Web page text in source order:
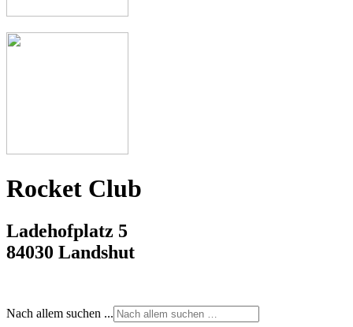
Rocket Club
Ladehofplatz 5
84030 Landshut
Nach allem suchen ...